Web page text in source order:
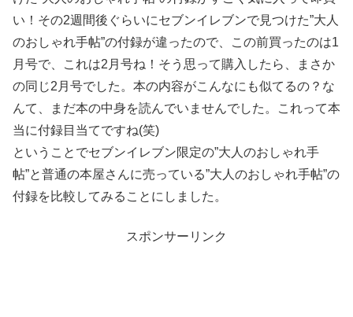
い！その2週間後ぐらいにセブンイレブンで見つけた”大人
のおしゃれ手帖”の付録が違ったので、この前買ったのは1
月号で、これは2月号ね！そう思って購入したら、まさか
の同じ2月号でした。本の内容がこんなにも似てるの？な
んて、まだ本の中身を読んでいませんでした。これって本
当に付録目当てですね(笑)
ということでセブンイレブン限定の”大人のおしゃれ手
帖”と普通の本屋さんに売っている”大人のおしゃれ手帖”の
付録を比較してみることにしました。
スポンサーリンク